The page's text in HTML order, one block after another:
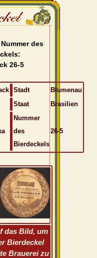
des
26-5
Stadt
Blumenau
Staat Brasilien
Nummer
des
Bierdeckels
26-5
das Bild, um
Bierdeckel
Brauerei zu